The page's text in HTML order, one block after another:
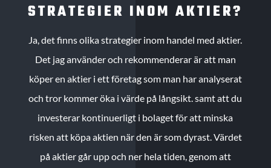
STRATEGIER INOM AKTIER?
Ja, det finns olika strategier inom handel med aktier.
Det jag använder och rekommenderar är att man
köper en aktier i ett företag som man har analyserat
och tror kommer öka i värde på långsikt. samt att du
investerar kontinuerligt i bolaget för att minska
risken att köpa aktien när den är som dyrast. Värdet
på aktier går upp och ner hela tiden, genom att